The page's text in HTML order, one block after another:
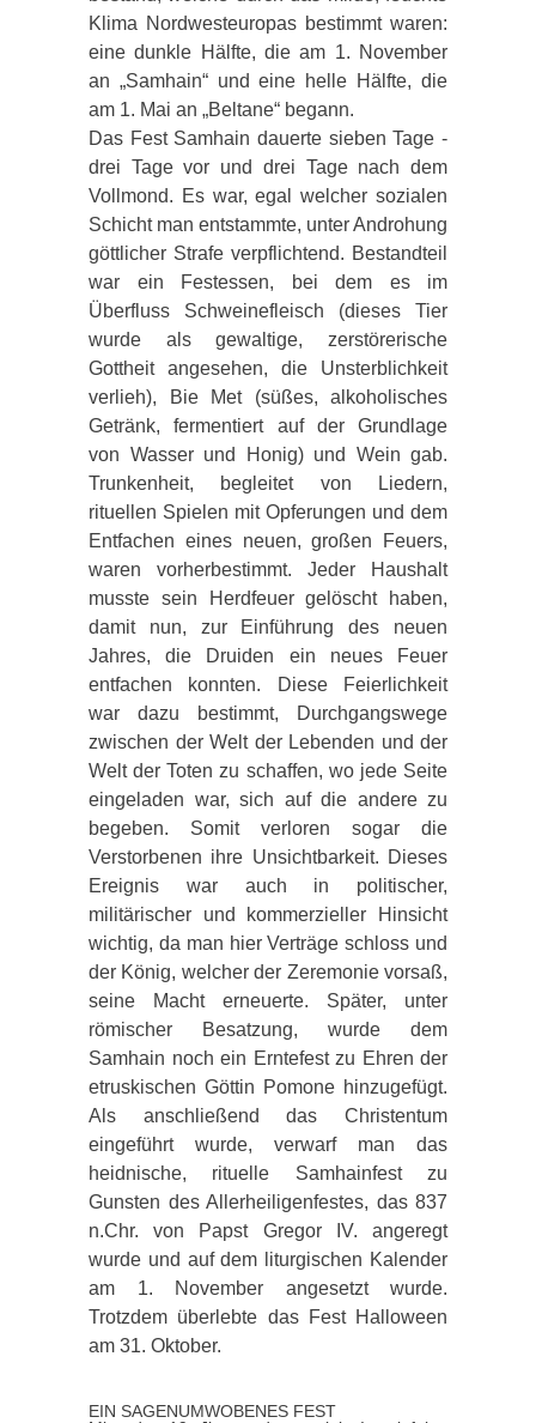
Klima Nordwesteuropas bestimmt waren:
eine dunkle Hälfte, die am 1. November
an „Samhain“ und eine helle Hälfte, die
am 1. Mai an „Beltane“ begann.
Das Fest Samhain dauerte sieben Tage -
drei Tage vor und drei Tage nach dem
Vollmond. Es war, egal welcher sozialen
Schicht man entstammte, unter Androhung
göttlicher Strafe verpflichtend. Bestandteil
war ein Festessen, bei dem es im
Überfluss Schweinefleisch (dieses Tier
wurde als gewaltige, zerstörerische
Gottheit angesehen, die Unsterblichkeit
verlieh), Bie Met (süßes, alkoholisches
Getränk, fermentiert auf der Grundlage
von Wasser und Honig) und Wein gab.
Trunkenheit, begleitet von Liedern,
rituellen Spielen mit Opferungen und dem
Entfachen eines neuen, großen Feuers,
waren vorherbestimmt. Jeder Haushalt
musste sein Herdfeuer gelöscht haben,
damit nun, zur Einführung des neuen
Jahres, die Druiden ein neues Feuer
entfachen konnten. Diese Feierlichkeit
war dazu bestimmt, Durchgangswege
zwischen der Welt der Lebenden und der
Welt der Toten zu schaffen, wo jede Seite
eingeladen war, sich auf die andere zu
begeben. Somit verloren sogar die
Verstorbenen ihre Unsichtbarkeit. Dieses
Ereignis war auch in politischer,
militärischer und kommerzieller Hinsicht
wichtig, da man hier Verträge schloss und
der König, welcher der Zeremonie vorsaß,
seine Macht erneuerte. Später, unter
römischer Besatzung, wurde dem
Samhain noch ein Erntefest zu Ehren der
etruskischen Göttin Pomone hinzugefügt.
Als anschließend das Christentum
eingeführt wurde, verwarf man das
heidnische, rituelle Samhainfest zu
Gunsten des Allerheiligenfestes, das 837
n.Chr. von Papst Gregor IV. angeregt
wurde und auf dem liturgischen Kalender
am 1. November angesetzt wurde.
Trotzdem überlebte das Fest Halloween
am 31. Oktober.
EIN SAGENUMWOBENES FEST